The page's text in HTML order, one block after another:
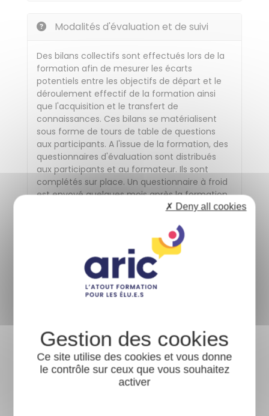
Modalités d'évaluation et de suivi
Des bilans collectifs sont effectués lors de la
formation afin de mesurer les écarts
potentiels entre les objectifs de départ et le
déroulement effectif de la formation ainsi
que l'acquisition et le transfert de
connaissances. Ces bilans se matérialisent
sous forme de tours de table de questions
aux participants. A l'issue de la formation, des
questionnaires d'évaluation sont distribués
aux participants et au formateur. Ils sont
complétés sur place. Un questionnaire à froid
est envoyé quelques mois après la formation.
Ces évaluations permettent de recueillir, à
quantitatives et qualitatives sur la réalisation
de la formation, l'atteinte des objectifs et les
futurs besoins en formation. Elles sont traitées
Afin d'organiser votre participation dans les
meilleures conditions et de nous assurer que
les moyens de la formation seront adaptés à
vos besoins, vous pouvez contacter la
Ce site utilise des cookies et vous donne
le contrôle sur ceux que vous souhaitez
activer
✗ Deny all cookies